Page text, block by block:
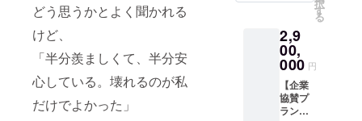
どう思うかとよく聞かれる
けど、
「半分羨ましくて、半分安
心している。壊れるのが私
だけでよかった」
で郵送
されま
す。 ※
ご購入
者の方
がクリ
アファ
は変更
になる
ことが
ありま
す。 ※
ステッ
カー・
（オン
ライン
の場
合） ・
使用す
るツー
ル：
様へヤ
ングケ
アラー
に関す
るワー
ク
ショッ
択
す
る
2,9
00,
000 円
【企業
協賛プ
ラン